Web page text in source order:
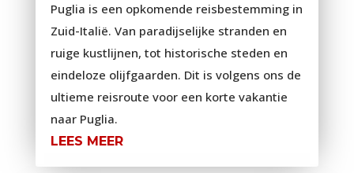
Puglia is een opkomende reisbestemming in
Zuid-Italië. Van paradijselijke stranden en
ruige kustlijnen, tot historische steden en
eindeloze olijfgaarden. Dit is volgens ons de
ultieme reisroute voor een korte vakantie
naar Puglia.
LEES MEER